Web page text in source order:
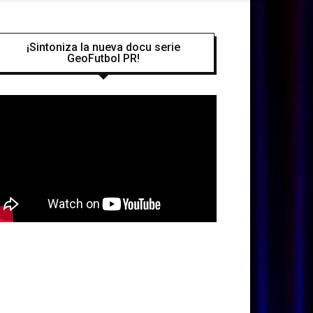
¡Sintoniza la nueva docu serie
GeoFutbol PR!